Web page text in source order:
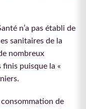
n’a pas établi de
sanitaires de la
nombreux
puisque la «
de